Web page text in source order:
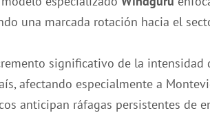
una marcada rotación hacia el
significativo de la
afectando especialmente a
anticipan ráfagas persistentes de